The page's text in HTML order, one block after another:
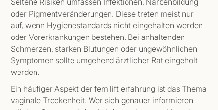
Seltene Risiken umfassen Infektionen, Narbenbildung
oder Pigmentveränderungen. Diese treten meist nur
auf, wenn Hygienestandards nicht eingehalten werden
oder Vorerkrankungen bestehen. Bei anhaltenden
Schmerzen, starken Blutungen oder ungewöhnlichen
Symptomen sollte umgehend ärztlicher Rat eingeholt
werden.
Ein häufiger Aspekt der femilift erfahrung ist das Thema
vaginale Trockenheit. Wer sich genauer informieren